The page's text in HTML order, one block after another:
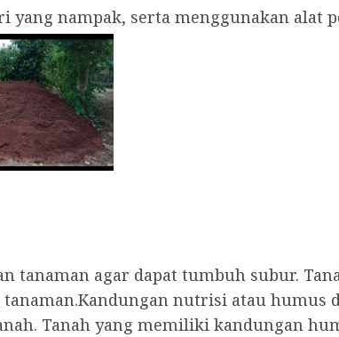
yang nampak, serta menggunakan alat
tanaman agar dapat tumbuh subur.
nutrisi atau humus
Tanah yang memiliki kandungan